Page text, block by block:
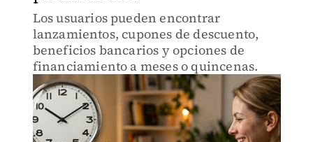
Los usuarios pueden encontrar
lanzamientos, cupones de descuento,
beneficios bancarios y opciones de
financiamiento a meses o quincenas.